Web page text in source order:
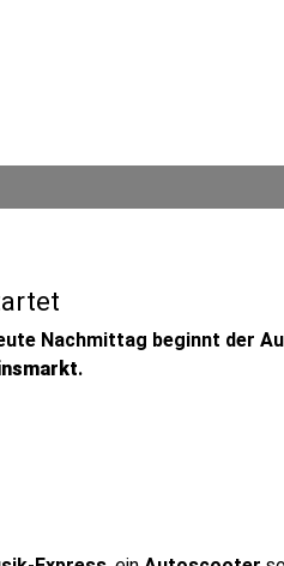
Nachmittag beginnt der
.